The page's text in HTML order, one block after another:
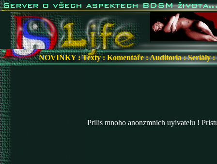
NOVINKY:Texty: Komentáře:Auditoria:Seriály:
Prilis mnoho anonzmnich uyivatelu !